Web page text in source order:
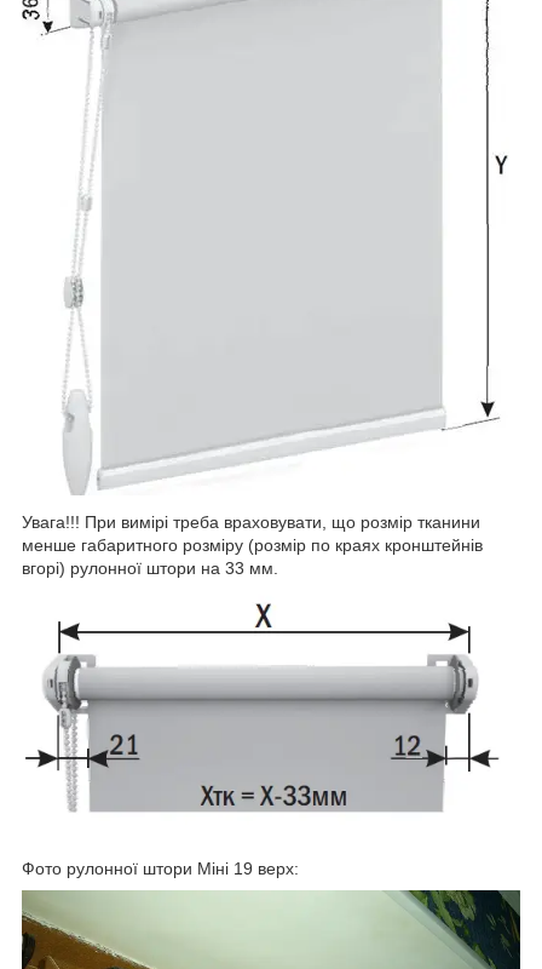
Увага!!! При вимірі треба враховувати, що розмір тканини
менше габаритного розміру (розмір по краях кронштейнів
вгорі) рулонної штори на 33 мм.
Фото рулонної штори Міні 19 верх: